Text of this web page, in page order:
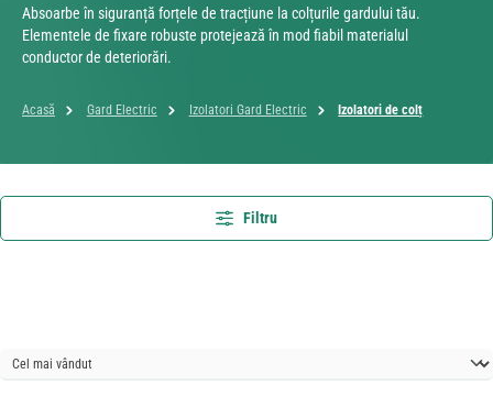
Absoarbe în siguranță forțele de tracțiune la colțurile gardului tău.
Elementele de fixare robuste protejează în mod fiabil materialul
conductor de deteriorări.
Acasă Gard Electric Izolatori Gard Electric Izolatori de colț
Filtru